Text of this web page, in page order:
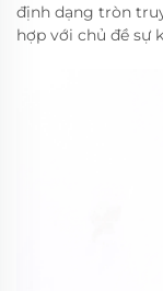
định dạng tròn
hợp với chủ đề sự